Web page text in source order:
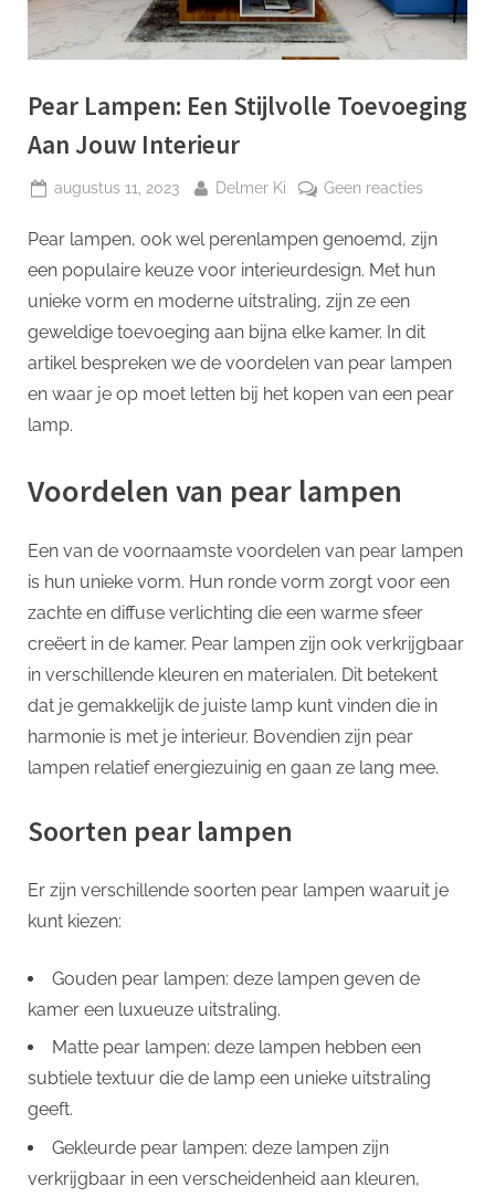
Pear Lampen: Een Stijlvolle Toevoeging
Aan Jouw Interieur
Geplaatst
augustus 11, 2023 Door
Delmer Ki Geen reactiesop
Lampen:
Een
Aan
Jouw
Interieur
Pear lampen, ook wel perenlampen genoemd, zijn
een populaire keuze voor interieurdesign. Met hun
unieke vorm en moderne uitstraling, zijn ze een
geweldige toevoeging aan bijna elke kamer. In dit
artikel bespreken we de voordelen van pear lampen
en waar je op moet letten bij het kopen van een pear
lamp.
Voordelen van pear lampen
Een van de voornaamste voordelen van pear lampen
is hun unieke vorm. Hun ronde vorm zorgt voor een
zachte en diffuse verlichting die een warme sfeer
creëert in de kamer. Pear lampen zijn ook verkrijgbaar
in verschillende kleuren en materialen. Dit betekent
dat je gemakkelijk de juiste lamp kunt vinden die in
harmonie is met je interieur. Bovendien zijn pear
lampen relatief energiezuinig en gaan ze lang mee.
Soorten pear lampen
Er zijn verschillende soorten pear lampen waaruit je
kunt kiezen:
Gouden pear lampen: deze lampen geven de
kamer een luxueuze uitstraling.
Matte pear lampen: deze lampen hebben een
subtiele textuur die de lamp een unieke uitstraling
geeft.
Gekleurde pear lampen: deze lampen zijn
verkrijgbaar in een verscheidenheid aan kleuren,